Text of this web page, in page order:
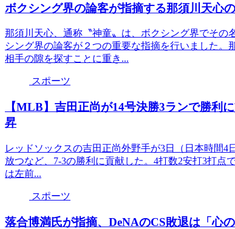
ボクシング界の論客が指摘する那須川天心
那須川天心、通称〝神童〟は、ボクシング界でそ
シング界の論客が２つの重要な指摘を行いました。
相手の隙を探すことに重き...
スポーツ
【MLB】吉田正尚が14号決勝3ランで勝利
昇
レッドソックスの吉田正尚外野手が3日（日本時間
放つなど、7-3の勝利に貢献した。4打数2安打3打点
は左前...
スポーツ
落合博満氏が指摘、DeNAのCS敗退は「心